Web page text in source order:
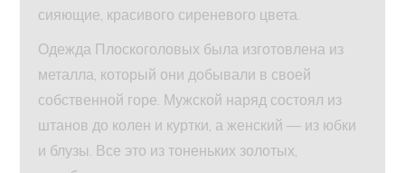
сияющие, красивого сиреневого цвета.
Одежда Плоскоголовых была изготовлена из
металла, который они добывали в своей
собственной горе. Мужской наряд состоял из
штанов до колен и куртки, а женский — из юбки
и блузы. Все это из тоненьких золотых,